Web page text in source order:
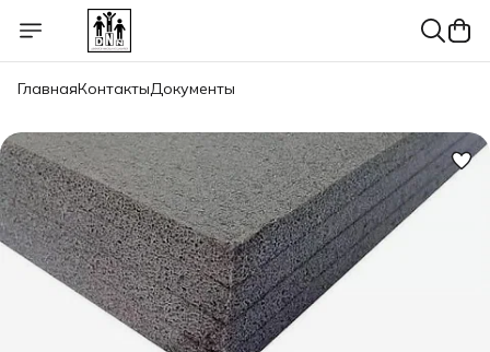
ГлавнаяКонтактыДокументы